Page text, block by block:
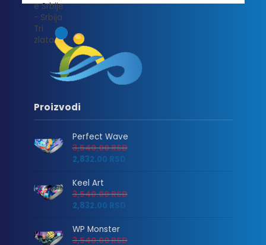
Proizvodi
Perfect Wave
3,540.00RSD
2,832.00 RSD
Keel Art
3,540.00RSD
2,832.00 RSD
WP Monster
3,540.00RSD